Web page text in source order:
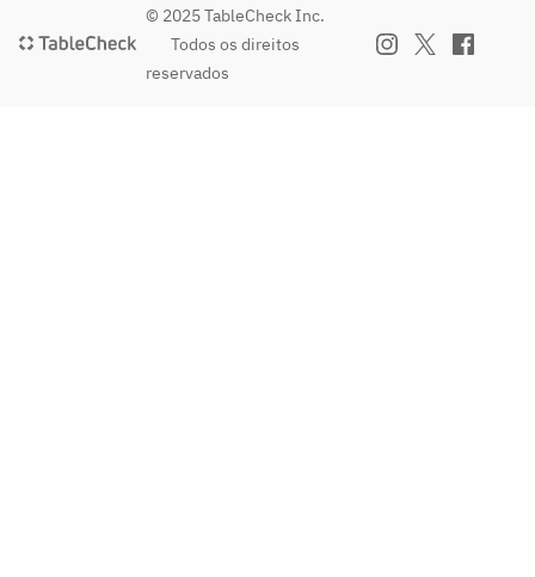
© 2025 TableCheck Inc.
Todos os direitos
reservados